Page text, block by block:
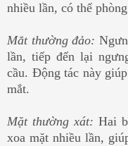
nhiều lần, có thể
Mắt thường đảo:
lần, tiếp đến lại
cầu. Động tác này
mắt.
Mặt thường xát: Hai
xoa mặt nhiều lần,